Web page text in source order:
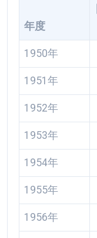
年度
1950年
1951年
1952年
1953年
1954年
1955年
1956年